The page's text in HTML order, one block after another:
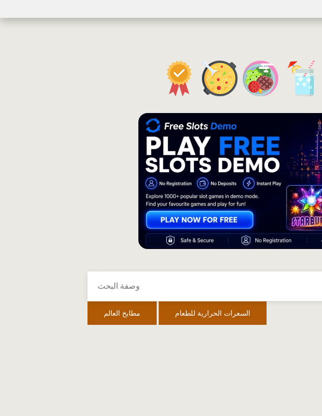
مطابخ العالم السعرات الحرارية للطعام